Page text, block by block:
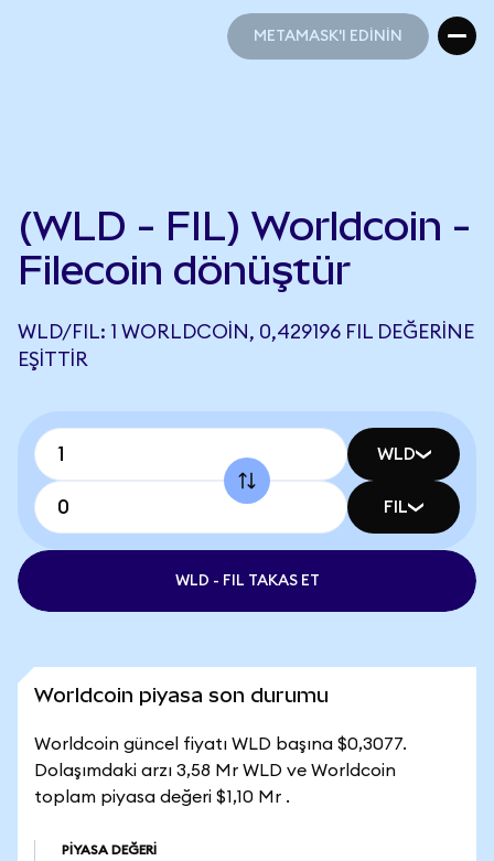
METAMASK'I EDİNİN
(WLD - FIL) Worldcoin -
Filecoin dönüştür
WLD/FIL: 1 WORLDCOIN, 0,429196 FIL DEĞERINE
EŞITTIR
WLD
FIL
WLD - FIL TAKAS ET
Worldcoin piyasa son durumu
Worldcoin güncel fiyatı WLD başına $0,3077.
Dolaşımdaki arzı 3,58 Mr WLD ve Worldcoin
toplam piyasa değeri $1,10 Mr .
PIYASA DEĞERI